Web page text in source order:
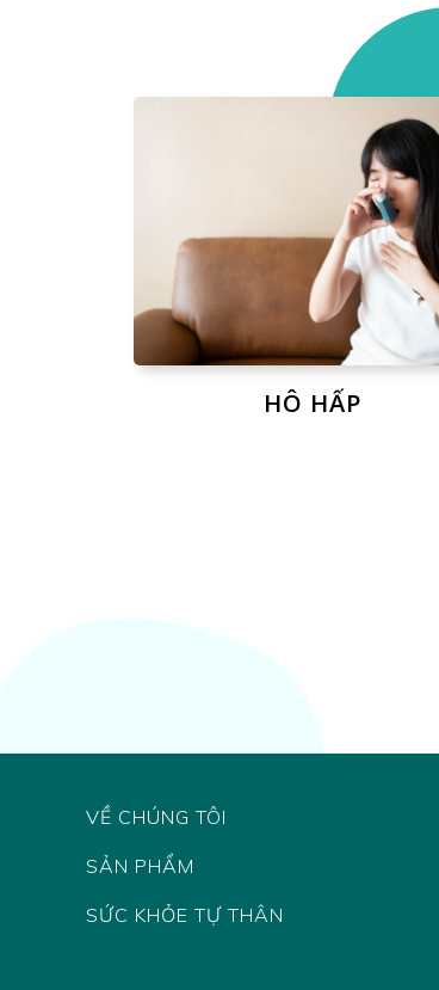
HÔ HẤP
VỀ CHÚNG TÔI
SẢN PHẨM
SỨC KHỎE TỰ THÂN